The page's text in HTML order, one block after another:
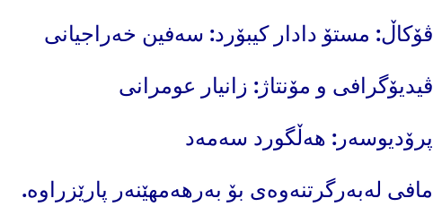
ڤۆکاڵ: مستۆ دادار کیبۆرد: سەفین خەراجیانی
ڤیدیۆگرافی و مۆنتاژ: زانیار عومرانی
پرۆدیوسەر: هەڵگورد سەمەد
مافی لەبەرگرتنەوەی بۆ بەرهەمهێنەر پارێزراوە.